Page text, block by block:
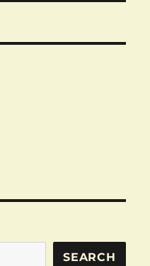
SEARCH